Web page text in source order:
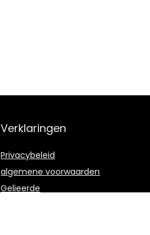
Verklaringen
Privacybeleid
algemene voorwaarden
Gelieerde